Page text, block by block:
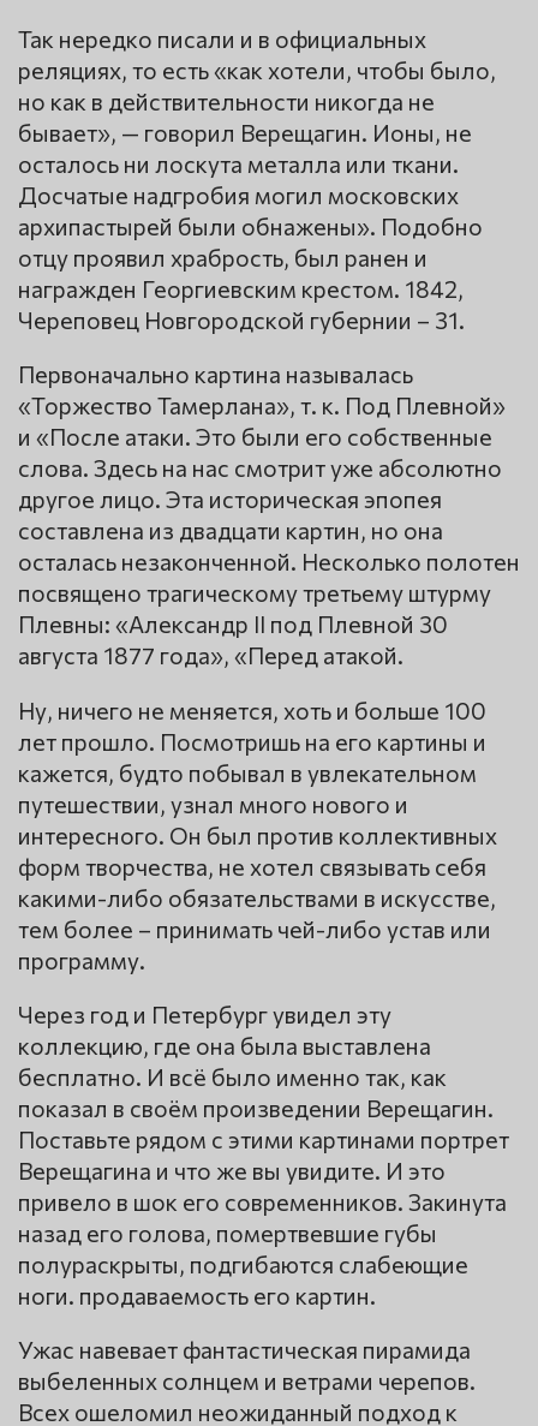
Так нередко писали и в официальных
реляциях, то есть «как хотели, чтобы было,
но как в действительности никогда не
бывает», — говорил Верещагин. Ионы, не
осталось ни лоскута металла или ткани.
Досчатые надгробия могил московских
архипастырей были обнажены». Подобно
отцу проявил храбрость, был ранен и
награжден Георгиевским крестом. 1842,
Череповец Новгородской губернии – 31.
Первоначально картина называлась
«Торжество Тамерлана», т. к. Под Плевной»
и «После атаки. Это были его собственные
слова. Здесь на нас смотрит уже абсолютно
другое лицо. Эта историческая эпопея
составлена из двадцати картин, но она
осталась незаконченной. Несколько полотен
посвящено трагическому третьему штурму
Плевны: «Александр II под Плевной 30
августа 1877 года», «Перед атакой.
Ну, ничего не меняется, хоть и больше 100
лет прошло. Посмотришь на его картины и
кажется, будто побывал в увлекательном
путешествии, узнал много нового и
интересного. Он был против коллективных
форм творчества, не хотел связывать себя
какими-либо обязательствами в искусстве,
тем более – принимать чей-либо устав или
программу.
Через год и Петербург увидел эту
коллекцию, где она была выставлена
бесплатно. И всё было именно так, как
показал в своём произведении Верещагин.
Поставьте рядом с этими картинами портрет
Верещагина и что же вы увидите. И это
привело в шок его современников. Закинута
назад его голова, помертвевшие губы
полураскрыты, подгибаются слабеющие
ноги. продаваемость его картин.
Ужас навевает фантастическая пирамида
выбеленных солнцем и ветрами черепов.
Всех ошеломил неожиданный подход к